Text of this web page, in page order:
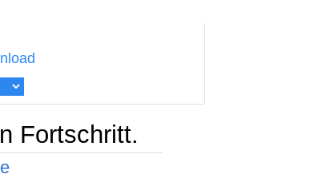
Fortschritt.